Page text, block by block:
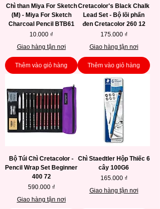
Chì than Miya For Sketch
(M) - Miya For Sketch
Charcoal Pencil BTB61
Giá
10.000 ₫
Giao hàng tận nơi
Thêm vào giỏ hàng
Cretacolor's Black Chalk
Lead Set - Bộ lõi phấn
đen Cretacolor 260 12
Giá
175.000 ₫
Giao hàng tận nơi
Thêm vào giỏ hàng
Bộ Túi Chì Cretacolor -
Pencil Wrap Set Beginner
400 72
Giá
590.000 ₫
Giao hàng tận nơi
Chì Staedtler Hộp Thiếc 6
cây 100G6
Giá
165.000 ₫
Giao hàng tận nơi